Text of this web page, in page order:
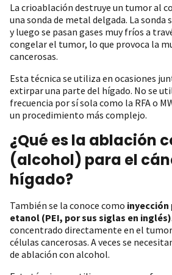
La crioablación destruye un tumor al
una sonda de metal delgada. La sonda
y luego se pasan gases muy fríos a
congelar el tumor, lo que provoca la
cancerosas.
Esta técnica se utiliza en ocasiones
extirpar una parte del hígado. No se
frecuencia por sí sola como la RFA o
un procedimiento más complejo.
¿Qué es la ablación
(alcohol) para el
hígado?
También se la conoce como inyección
etanol (PEI, por sus siglas en inglés)
concentrado directamente en el
células cancerosas. A veces se
de ablación con alcohol.